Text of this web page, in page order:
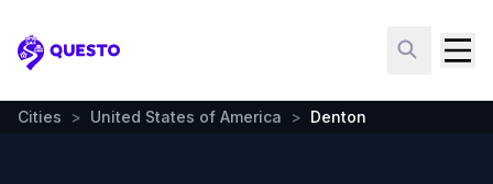
Questo
Cities > United States of America > Denton